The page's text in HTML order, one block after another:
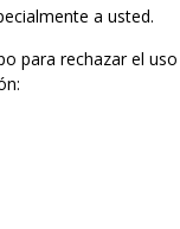
a usted.
para rechazar el